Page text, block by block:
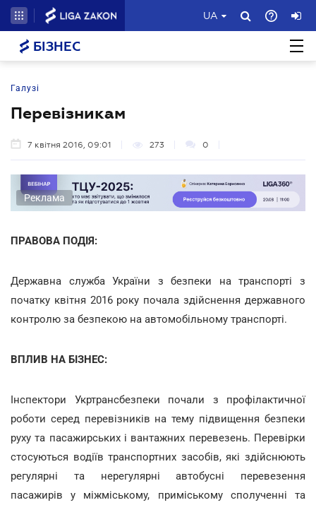
UA
БІЗНЕС
Галузі
Перевізникам
7 квітня 2016, 09:01 273 0
Реклама
ПРАВОВА ПОДІЯ:
Державна служба України з безпеки на транспорті з
початку квітня 2016 року почала здійснення державного
контролю за безпекою на автомобільному транспорті.
ВПЛИВ НА БІЗНЕС:
Інспектори Укртрансбезпеки почали з профілактичної
роботи серед перевізників на тему підвищення безпеки
руху та пасажирських і вантажних перевезень. Перевірки
стосуються водіїв транспортних засобів, які здійснюють
регулярні та нерегулярні автобусні перевезення
пасажирів у міжміському, приміському сполученні та